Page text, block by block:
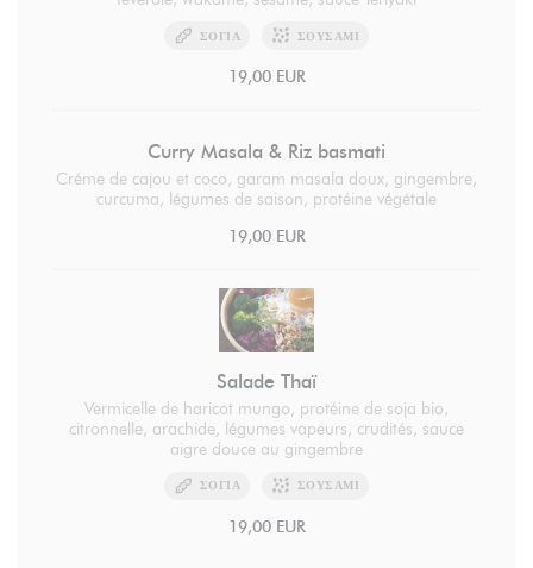
ΣΌΓΙΑ ΣΟΥΣΆΜΙ
19,00 EUR
Curry Masala & Riz basmati
Créme de cajou et coco, garam masala doux, gingembre,
curcuma, légumes de saison, protéine végétale
19,00 EUR
Salade Thaï
Vermicelle de haricot mungo, protéine de soja bio,
citronnelle, arachide, légumes vapeurs, crudités, sauce
aigre douce au gingembre
ΣΌΓΙΑ ΣΟΥΣΆΜΙ
19,00 EUR